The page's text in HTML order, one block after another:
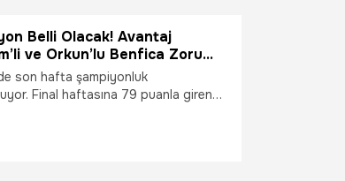
Belli Olacak! Avantaj
ve Orkun’lu Benfica Zoru
son hafta şampiyonluk
Final haftasına 79 puanla giren